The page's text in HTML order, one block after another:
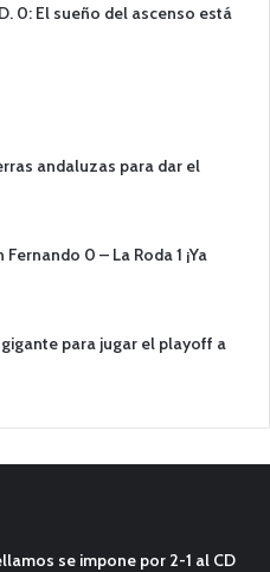
0: El sueño del ascenso está
andaluzas para dar el
0 – La Roda 1 ¡Ya
para jugar el playoff a
se impone por 2-1 al CD